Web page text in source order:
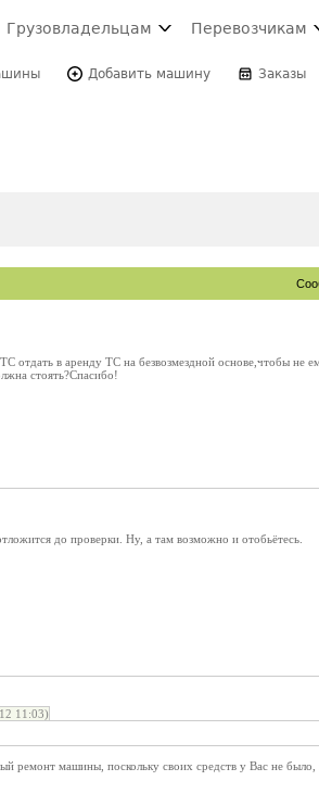
Грузовладельцам Перевозчикам
Добавить машину Заказы
отдать в аренду ТС на безвозмездной основе,чтобы
стоять?Спасибо!
до проверки. Ну, а там возможно и отобьётесь.
11:03)
ремонт машины, поскольку своих средств у Вас не